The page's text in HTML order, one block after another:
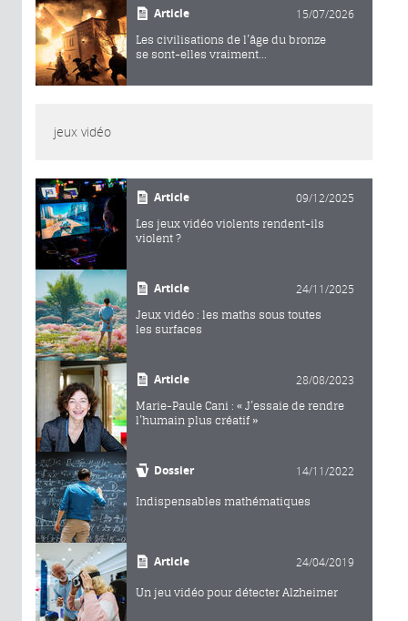
Article 15/07/2026
Les civilisations de l’âge du bronze
se sont-elles vraiment...
jeux vidéo
Article 09/12/2025
Les jeux vidéo violents rendent-ils
violent ?
Article 24/11/2025
Jeux vidéo : les maths sous toutes
les surfaces
Article 28/08/2023
Marie-Paule Cani : « J’essaie de rendre
l’humain plus créatif »
Dossier 14/11/2022
Indispensables mathématiques
Article 24/04/2019
Un jeu vidéo pour détecter Alzheimer